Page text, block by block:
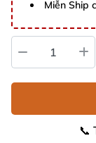
Miễn Ship
📞